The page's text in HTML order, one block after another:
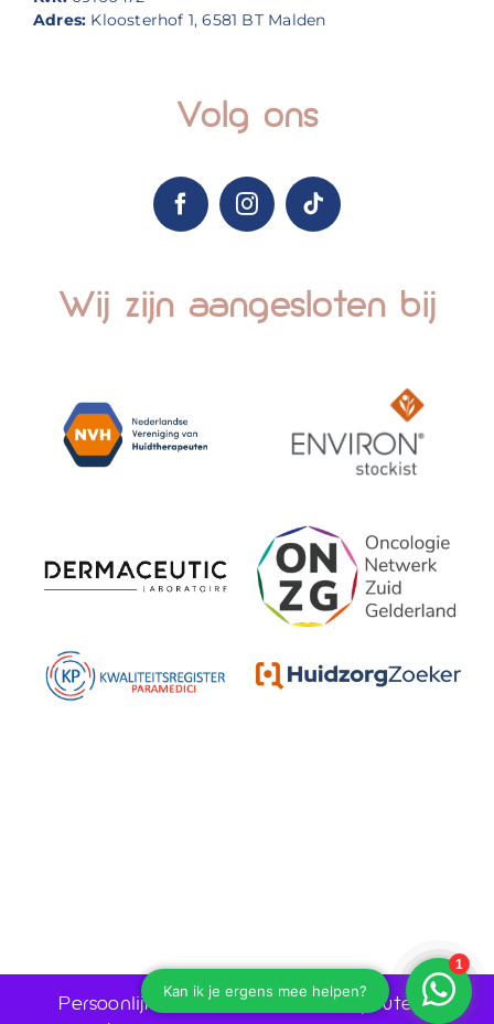
Adres: Kloosterhof 1, 6581 BT Malden
Volg ons
Wij zijn aangesloten bij
Persoonlijk advies door huidtherapeuten •